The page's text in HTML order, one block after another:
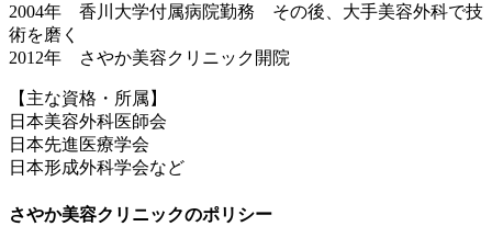
2004年 香川大学付属病院勤務 その後、大手美容外科で技
術を磨く
2012年 さやか美容クリニック開院
【主な資格・所属】
日本美容外科医師会
日本先進医療学会
日本形成外科学会など
さやか美容クリニックのポリシー